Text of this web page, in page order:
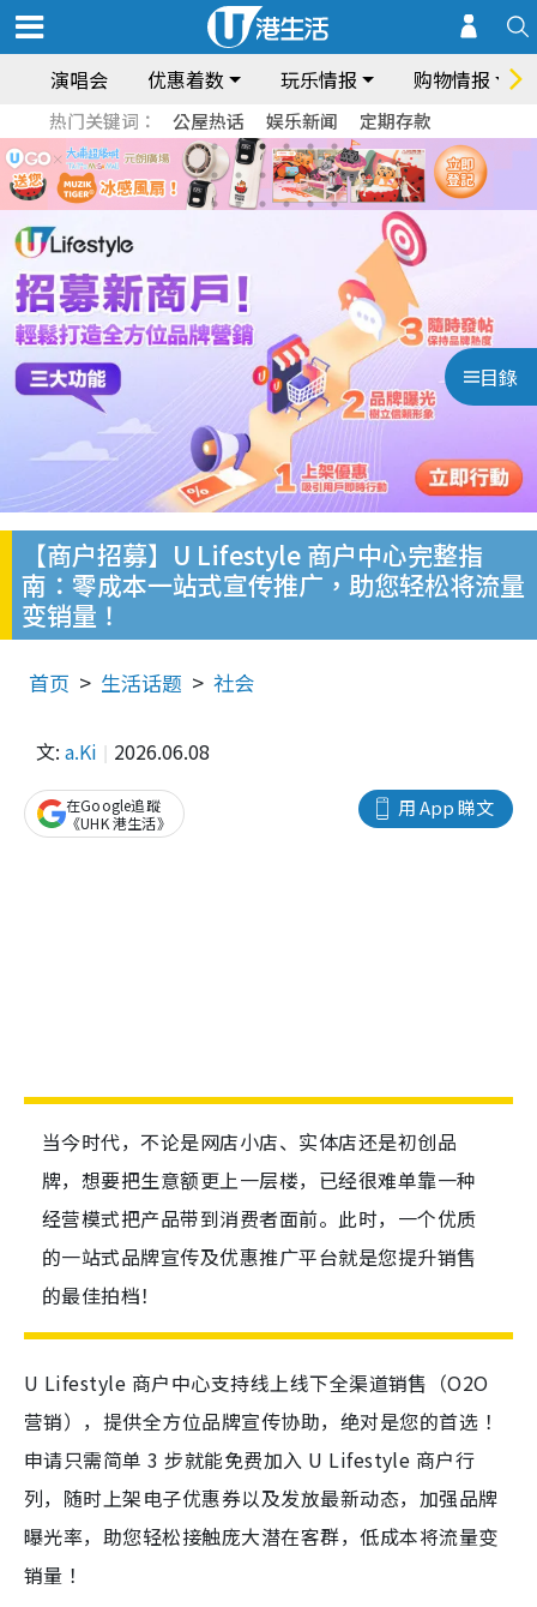
演唱会 优惠着数 玩乐情报 购物情报
热门关键词： 公屋热话 娱乐新闻 定期存款
目錄
【商户招募】U Lifestyle 商户中心完整指
南：零成本一站式宣传推广，助您轻松将流量
变销量！
首页 生活话题 社会
文: a.Ki 2026.06.08
用 App 睇文
在Google追蹤
《UHK 港生活》
当今时代，不论是网店小店、实体店还是初创品
牌，想要把生意额更上一层楼，已经很难单靠一种
经营模式把产品带到消费者面前。此时，一个优质
的一站式品牌宣传及优惠推广平台就是您提升销售
的最佳拍档！
U Lifestyle 商户中心支持线上线下全渠道销售（O2O
营销），提供全方位品牌宣传协助，绝对是您的首选 ！
申请只需简单 3 步就能免费加入 U Lifestyle 商户行
列，随时上架电子优惠券以及发放最新动态，加强品牌
曝光率，助您轻松接触庞大潜在客群，低成本将流量变
销量 ！